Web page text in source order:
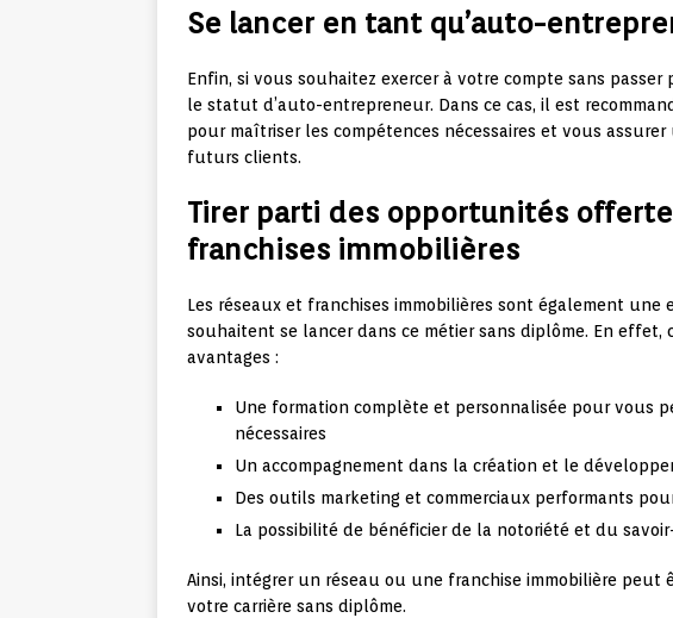
Se lancer en tant qu’auto-
Enfin, si vous souhaitez exercer à votre compte sans
le statut d’auto-entrepreneur. Dans ce cas, il est
pour maîtriser les compétences nécessaires et vous
futurs clients.
Tirer parti des opportunités
franchises immobilières
Les réseaux et franchises immobilières sont également
souhaitent se lancer dans ce métier sans diplôme. En
avantages :
Une formation complète et personnalisée pour vous
nécessaires
Un accompagnement dans la création et le
Des outils marketing et commerciaux performants
La possibilité de bénéficier de la notoriété et du
Ainsi, intégrer un réseau ou une franchise immobilière
votre carrière sans diplôme.